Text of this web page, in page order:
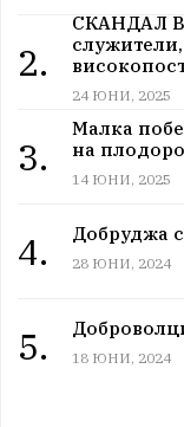
2.
СКАНДАЛ
в мрежа от
24 ЮНИ, 2025
3.
Малка
на
14 ЮНИ, 2025
4. Добруджа
28 ЮНИ, 2024
5. 18 ЮНИ, 2024